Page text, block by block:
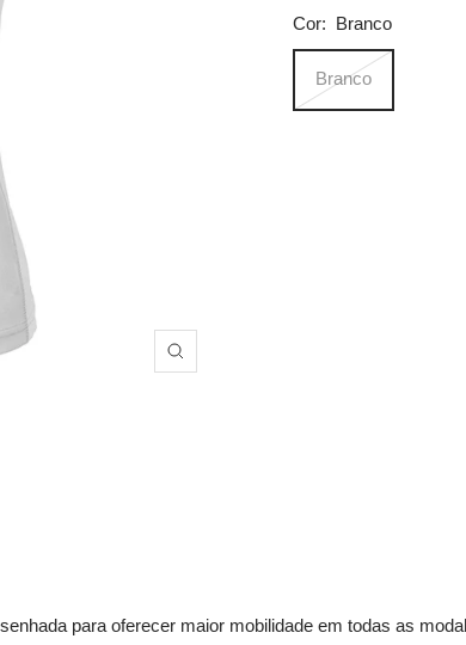
Zoom
Cor: Branco
Branco
para oferecer maior mobilidade em todas as